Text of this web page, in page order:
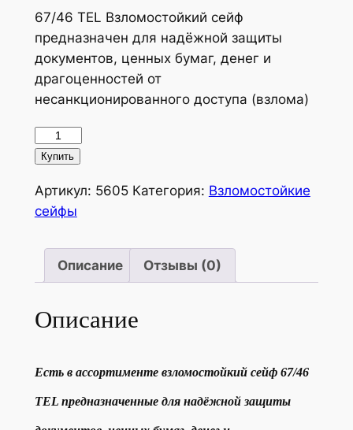
67/46 TEL Взломостойкий сейф
предназначен для надёжной защиты
документов, ценных бумаг, денег и
драгоценностей от
несанкционированного доступа (взлома)
Количество
товара
67/46
TEL
Купить
Артикул: 5605 Категория: Взломостойкие
сейфы
Описание Отзывы (0)
Описание
Есть в ассортименте взломостойкий сейф 67/46
TEL предназначенные для надёжной защиты